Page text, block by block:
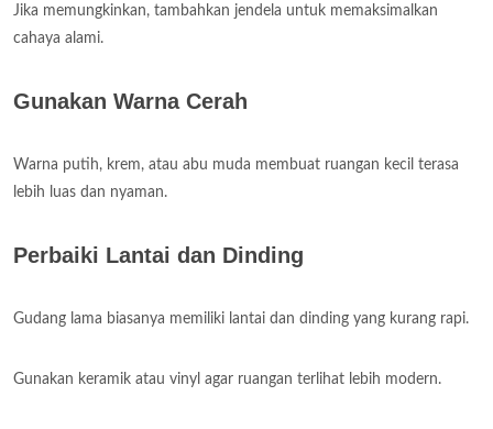
Jika memungkinkan, tambahkan jendela untuk memaksimalkan
cahaya alami.
Gunakan Warna Cerah
Warna putih, krem, atau abu muda membuat ruangan kecil terasa
lebih luas dan nyaman.
Perbaiki Lantai dan Dinding
Gudang lama biasanya memiliki lantai dan dinding yang kurang rapi.
Gunakan keramik atau vinyl agar ruangan terlihat lebih modern.